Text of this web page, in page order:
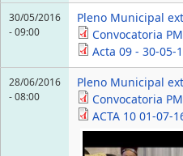
30/05/2016
- 09:00
Pleno Municipal
Convocatoria
Acta 09 - 30-05-
28/06/2016
- 08:00
Pleno Municipal
Convocatoria
ACTA 10 01-07-